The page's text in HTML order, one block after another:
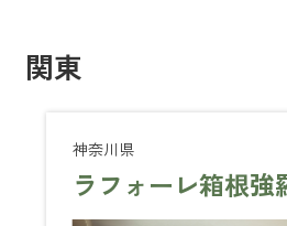
関東
神奈川県
ラフォーレ箱根強